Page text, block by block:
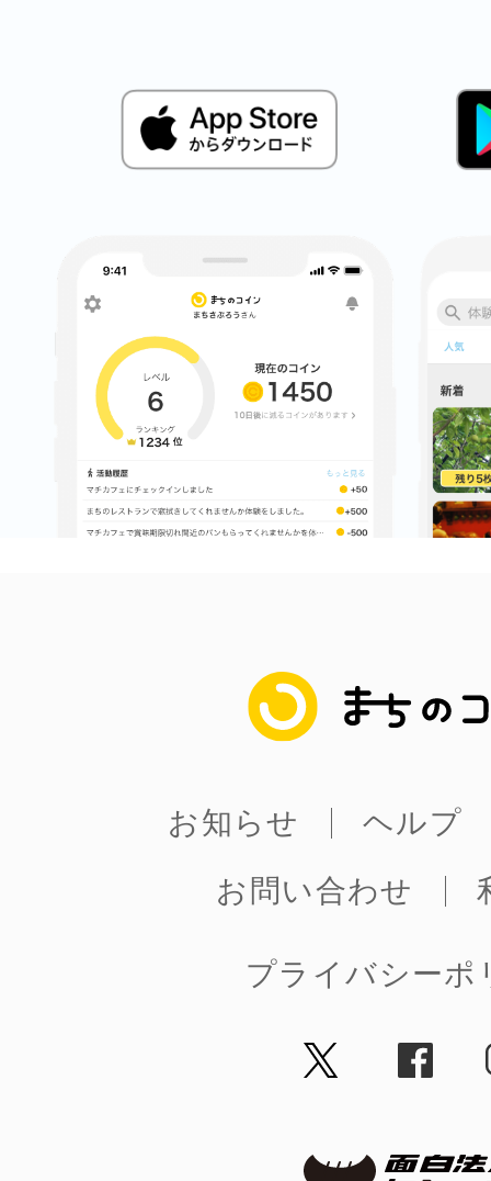
まちのコイン
お知らせ
ヘルプ
お問い合わせ
プライバシーポ